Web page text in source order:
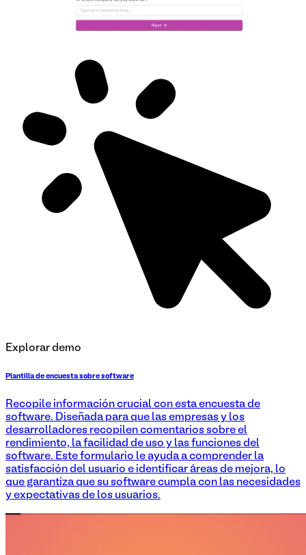
Explorar demo
Plantilla de encuesta sobre software
Recopile información crucial con esta encuesta de
software. Diseñada para que las empresas y los
desarrolladores recopilen comentarios sobre el
rendimiento, la facilidad de uso y las funciones del
software. Este formulario le ayuda a comprender la
satisfacción del usuario e identificar áreas de mejora, lo
que garantiza que su software cumpla con las necesidades
y expectativas de los usuarios.